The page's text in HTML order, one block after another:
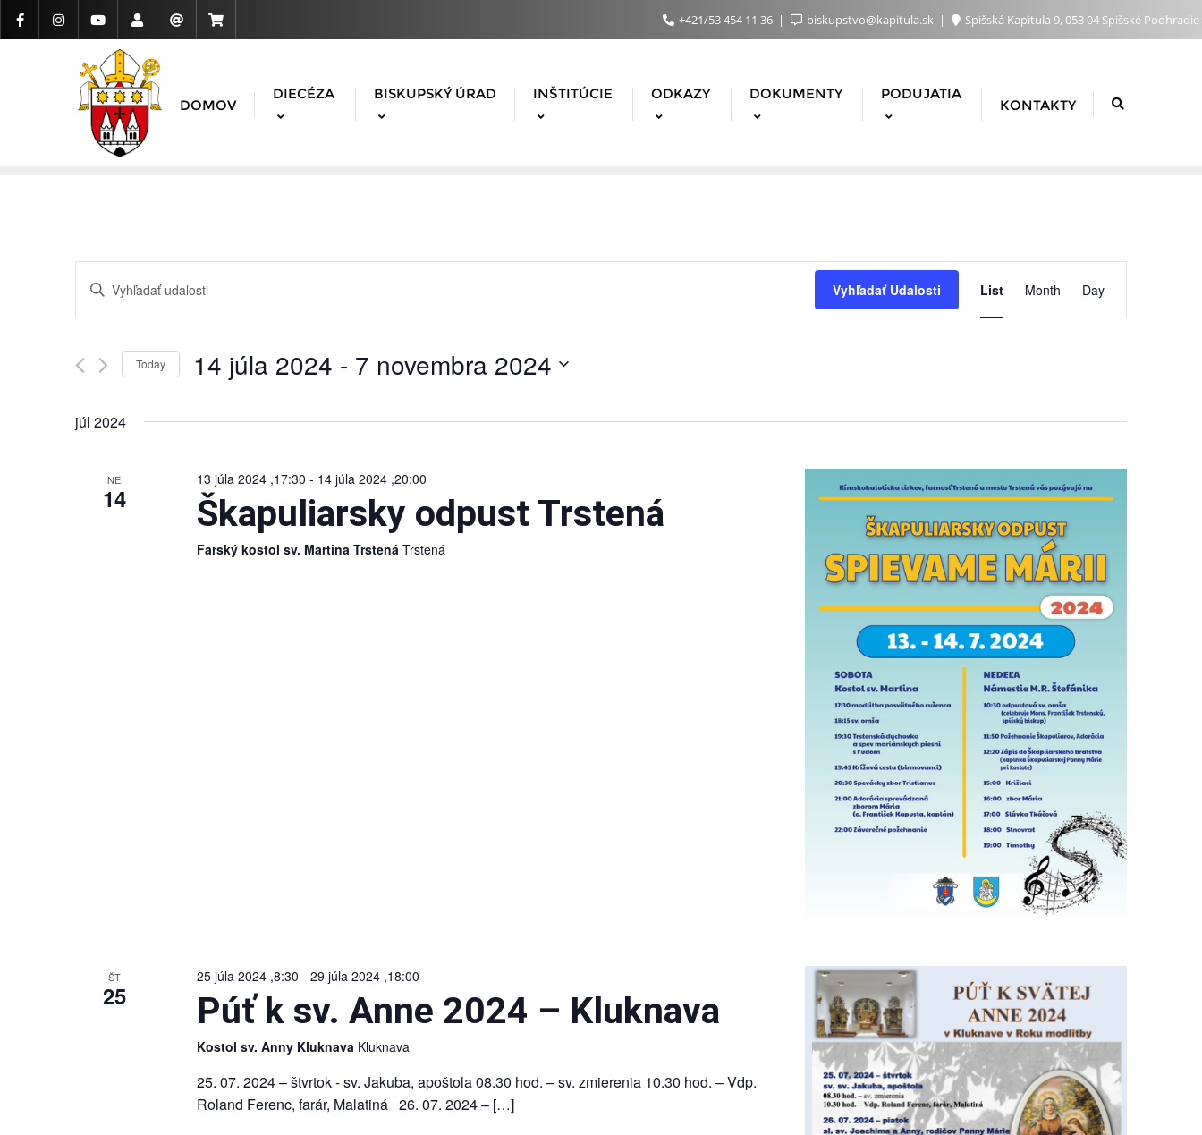
+421/53 454 11 36 biskupstvo@kapitula.sk Spišská Kapitula 9, 053 04 Spišské Podhradie
DOMOV
DIECÉZA BISKUPSKÝ ÚRAD INŠTITÚCIE ODKAZY DOKUMENTY PODUJATIA
KONTAKTY
Udalosti
Search
and
Views
Navigation
Enter
Udalosti
Keyword.
Vyhľadať Udalosti
Udalosť
Navigácie
List Month Day
Today 14 júla 2024 - 7 novembra 2024
júl 2024
NE
14
13 júla 2024 ,17:30 - 14 júla 2024 ,20:00
Škapuliarsky odpust Trstená
Farský kostol sv. Martina Trstená Trstená
ŠT
25
25 júla 2024 ,8:30 - 29 júla 2024 ,18:00
Púť k sv. Anne 2024 – Kluknava
Kostol sv. Anny Kluknava Kluknava
25. 07. 2024 – štvrtok - sv. Jakuba, apoštola 08.30 hod. – sv. zmierenia 10.30 hod. – Vdp.
Roland Ferenc, farár, Malatiná 26. 07. 2024 – […]